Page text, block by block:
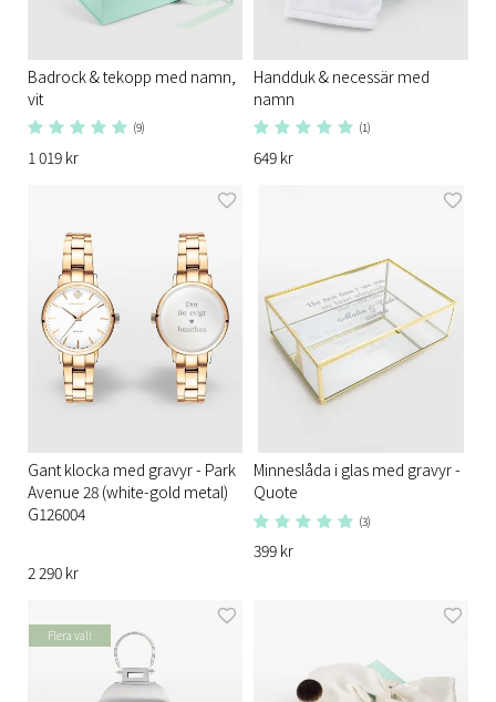
Badrock & tekopp med namn,
vit
(9)
1 019 kr
Handduk & necessär med
namn
(1)
649 kr
Gant klocka med gravyr - Park
Avenue 28 (white-gold metal)
G126004
2 290 kr
Minneslåda i glas med gravyr -
Quote
(3)
399 kr
Flera val!